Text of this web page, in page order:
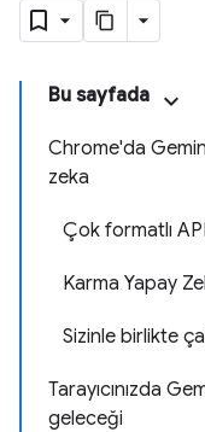
Bu sayfada
Chrome'da
zeka
Çok formatlı
Karma Yapay
Sizinle birlikte
Tarayıcınızda
geleceği